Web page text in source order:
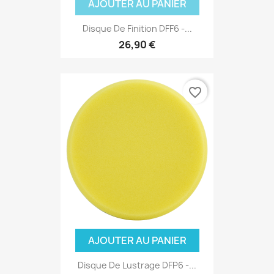
AJOUTER AU PANIER
Disque De Finition DFF6 -...
26,90 €
AJOUTER AU PANIER
Disque De Lustrage DFP6 -...
favorite_border